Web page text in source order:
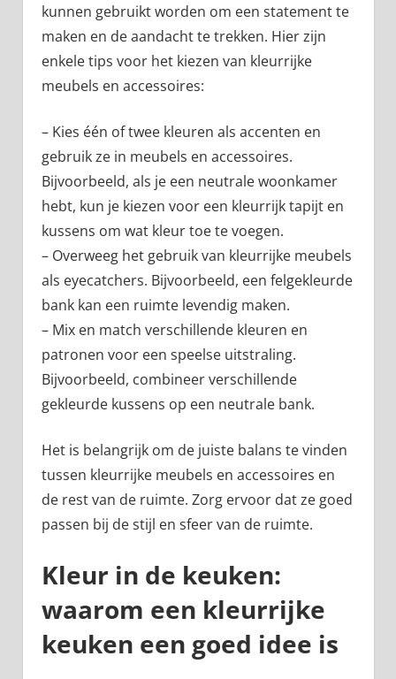
kunnen gebruikt worden om een statement te
maken en de aandacht te trekken. Hier zijn
enkele tips voor het kiezen van kleurrijke
meubels en accessoires:
– Kies één of twee kleuren als accenten en
gebruik ze in meubels en accessoires.
Bijvoorbeeld, als je een neutrale woonkamer
hebt, kun je kiezen voor een kleurrijk tapijt en
kussens om wat kleur toe te voegen.
– Overweeg het gebruik van kleurrijke meubels
als eyecatchers. Bijvoorbeeld, een felgekleurde
bank kan een ruimte levendig maken.
– Mix en match verschillende kleuren en
patronen voor een speelse uitstraling.
Bijvoorbeeld, combineer verschillende
gekleurde kussens op een neutrale bank.
Het is belangrijk om de juiste balans te vinden
tussen kleurrijke meubels en accessoires en
de rest van de ruimte. Zorg ervoor dat ze goed
passen bij de stijl en sfeer van de ruimte.
Kleur in de keuken:
waarom een kleurrijke
keuken een goed idee is